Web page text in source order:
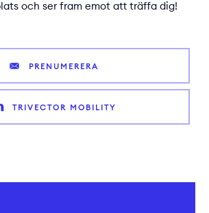
och ser fram emot att träffa dig!
PRENUMERERA
TRIVECTOR MOBILITY